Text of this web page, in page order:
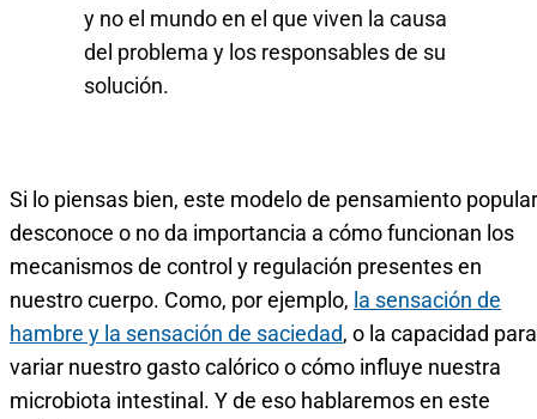
y no el mundo en el que viven la causa
del problema y los responsables de su
solución.
Si lo piensas bien, este modelo de pensamiento popular
desconoce o no da importancia a cómo funcionan los
mecanismos de control y regulación presentes en
nuestro cuerpo. Como, por ejemplo, la sensación de
hambre y la sensación de saciedad, o la capacidad para
variar nuestro gasto calórico o cómo influye nuestra
microbiota intestinal. Y de eso hablaremos en este